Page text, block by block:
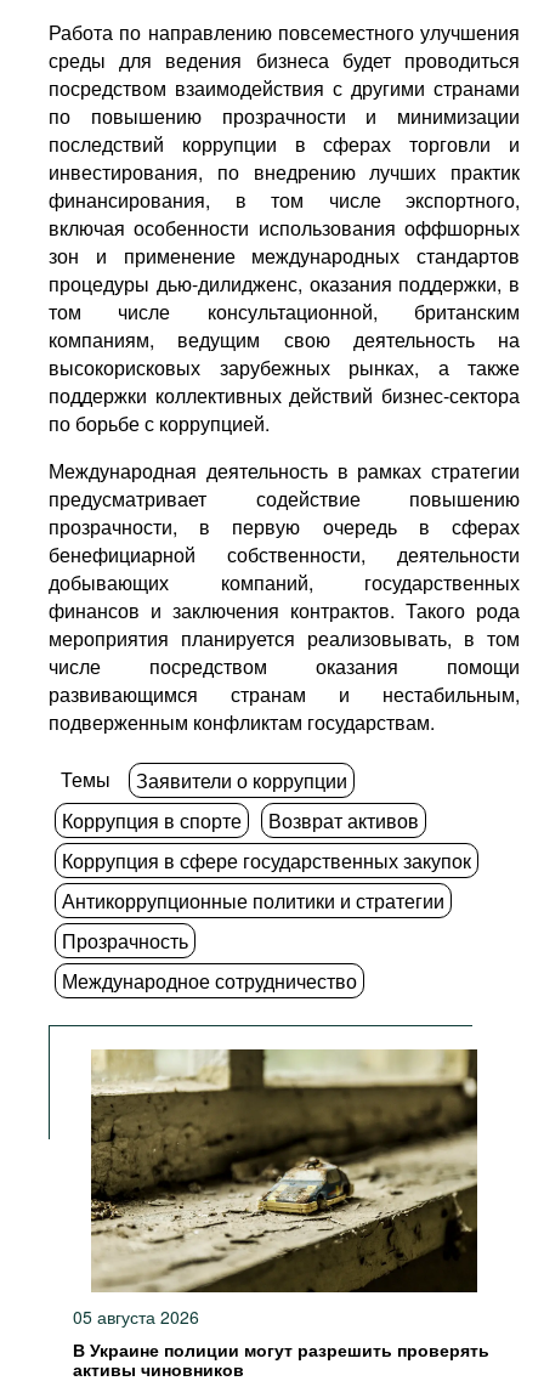
Работа по направлению повсеместного улучшения
среды для ведения бизнеса будет проводиться
посредством взаимодействия с другими странами
по повышению прозрачности и минимизации
последствий коррупции в сферах торговли и
инвестирования, по внедрению лучших практик
финансирования, в том числе экспортного,
включая особенности использования оффшорных
зон и применение международных стандартов
процедуры дью-дилидженс, оказания поддержки, в
том числе консультационной, британским
компаниям, ведущим свою деятельность на
высокорисковых зарубежных рынках, а также
поддержки коллективных действий бизнес-сектора
по борьбе с коррупцией.
Международная деятельность в рамках стратегии
предусматривает содействие повышению
прозрачности, в первую очередь в сферах
бенефициарной собственности, деятельности
добывающих компаний, государственных
финансов и заключения контрактов. Такого рода
мероприятия планируется реализовывать, в том
числе посредством оказания помощи
развивающимся странам и нестабильным,
подверженным конфликтам государствам.
Темы
Заявители о коррупции
Коррупция в спорте
Возврат активов
Коррупция в сфере государственных закупок
Антикоррупционные политики и стратегии
Прозрачность
Международное сотрудничество
05 августа 2026
В Украине полиции могут разрешить проверять
активы чиновников